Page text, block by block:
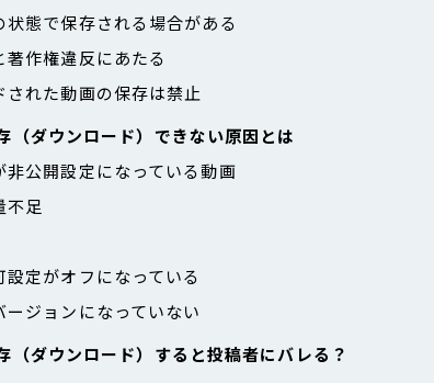
態で保存される場合がある
作権違反にあたる
された動画の保存は禁止
ダウンロード）できない原因とは
非公開設定になっている動画
不足
定がオフになっている
ージョンになっていない
ダウンロード）すると投稿者にバレる？